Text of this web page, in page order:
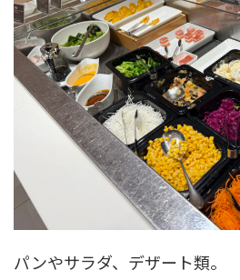
パンやサラダ、デザート類。